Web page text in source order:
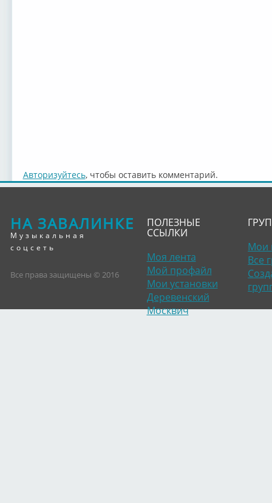
Авторизуйтесь, чтобы оставить комментарий.
НА ЗАВАЛИНКЕ
Музыкальная
соцсеть
Все права защищены © 2016
ПОЛЕЗНЫЕ
ССЫЛКИ
Моя лента
Мой профайл
Мои установки
Деревенский
Москвич
Мои
Все